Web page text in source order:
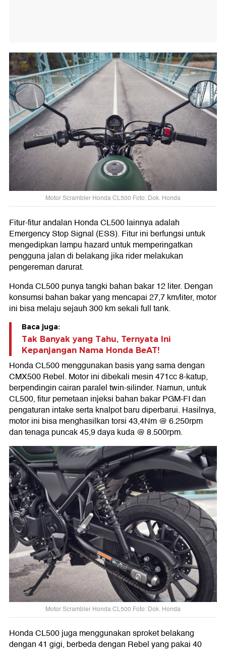
Motor Scrambler Honda CL500 Foto: Dok. Honda
Fitur-fitur andalan Honda CL500 lainnya adalah
Emergency Stop Signal (ESS). Fitur ini berfungsi untuk
mengedipkan lampu hazard untuk memperingatkan
pengguna jalan di belakang jika rider melakukan
pengereman darurat.
Honda CL500 punya tangki bahan bakar 12 liter. Dengan
konsumsi bahan bakar yang mencapai 27,7 km/liter, motor
ini bisa melaju sejauh 300 km sekali full tank.
Baca juga:
Tak Banyak yang Tahu, Ternyata Ini
Kepanjangan Nama Honda BeAT!
Honda CL500 menggunakan basis yang sama dengan
CMX500 Rebel. Motor ini dibekali mesin 471cc 8-katup,
berpendingin cairan paralel twin-silinder. Namun, untuk
CL500, fitur pemetaan injeksi bahan bakar PGM-FI dan
pengaturan intake serta knalpot baru diperbarui. Hasilnya,
motor ini bisa menghasilkan torsi 43,4Nm @ 6.250rpm
dan tenaga puncak 45,9 daya kuda @ 8.500rpm.
Motor Scrambler Honda CL500 Foto: Dok. Honda
Honda CL500 juga menggunakan sproket belakang
dengan 41 gigi, berbeda dengan Rebel yang pakai 40